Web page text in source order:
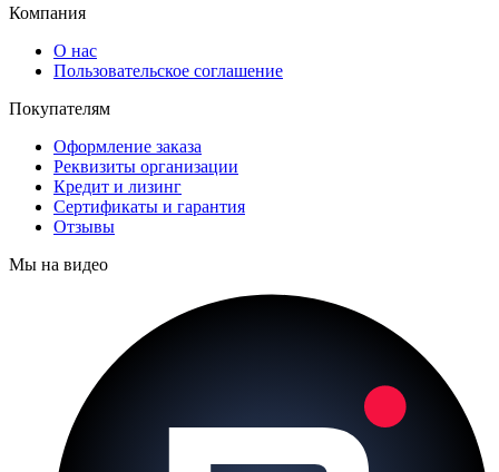
Компания
О нас
Пользовательское соглашение
Покупателям
Оформление заказа
Реквизиты организации
Кредит и лизинг
Сертификаты и гарантия
Отзывы
Мы на видео